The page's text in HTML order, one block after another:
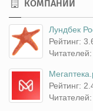
КОМПАНИИ
Лундбек
Рейтинг:
Рейтинг: